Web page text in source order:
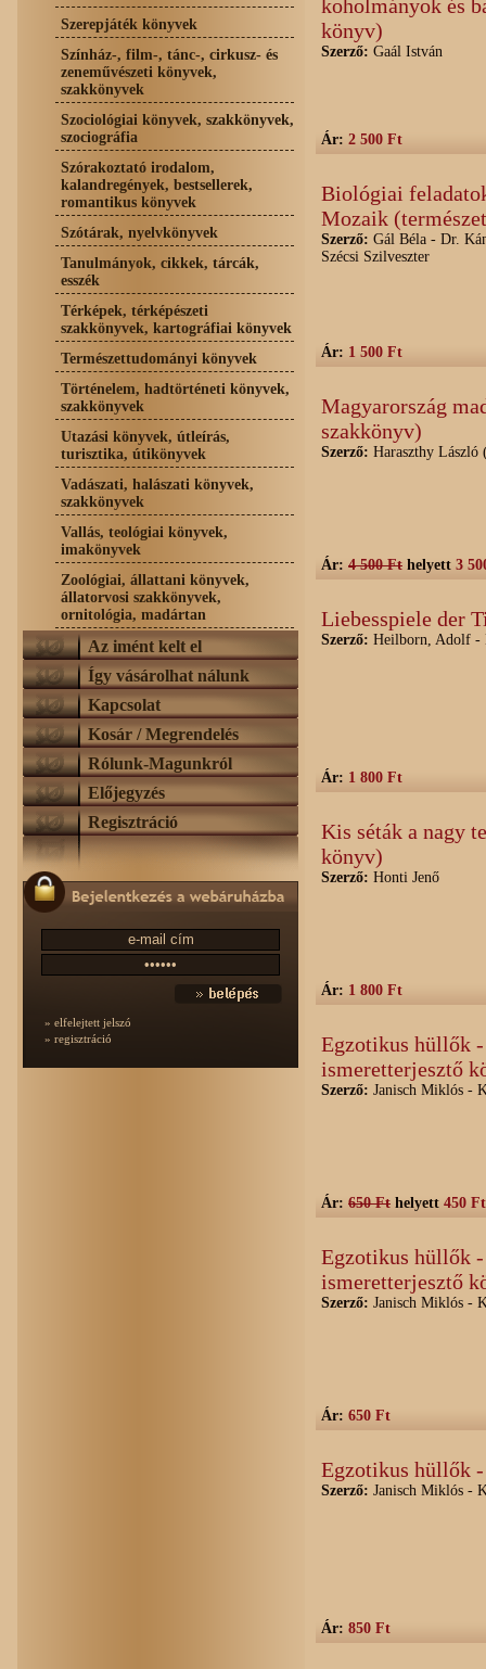
Szerepjáték könyvek
Színház-, film-, tánc-, cirkusz- és
zeneművészeti könyvek,
szakkönyvek
Szociológiai könyvek, szakkönyvek,
szociográfia
Szórakoztató irodalom,
kalandregények, bestsellerek,
romantikus könyvek
Szótárak, nyelvkönyvek
Tanulmányok, cikkek, tárcák,
esszék
Térképek, térképészeti
szakkönyvek, kartográfiai könyvek
Természettudományi könyvek
Történelem, hadtörténeti könyvek,
szakkönyvek
Utazási könyvek, útleírás,
turisztika, útikönyvek
Vadászati, halászati könyvek,
szakkönyvek
Vallás, teológiai könyvek,
imakönyvek
Zoológiai, állattani könyvek,
állatorvosi szakkönyvek,
ornitológia, madártan
Az imént kelt el
Így vásárolhat nálunk
Kapcsolat
Kosár / Megrendelés
Rólunk-Magunkról
Előjegyzés
Regisztráció
» elfelejtett jelszó
» regisztráció
koholmányok és
könyv)
Szerző: Gaál István
Ár: 2 500 Ft
Biológiai
Mozaik
Szerző: Gál Béla - Dr.
Szécsi Szilveszter
Ár: 1 500 Ft
Magyarország
szakkönyv)
Szerző: Haraszthy László
Ár: 4 500 Ft helyett 3
Liebesspiele der
Szerző: Heilborn, Adolf -
Ár: 1 800 Ft
Kis séták a nagy
könyv)
Szerző: Honti Jenő
Ár: 1 800 Ft
Egzotikus hüllők
ismeretterjesztő
Szerző: Janisch Miklós -
Ár: 650 Ft helyett 450 Ft
Egzotikus hüllők
ismeretterjesztő
Szerző: Janisch Miklós -
Ár: 650 Ft
Egzotikus hüllők
Szerző: Janisch Miklós -
Ár: 850 Ft